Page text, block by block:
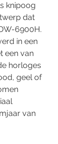
knipoog
dat
6900H.
in een
een van
horloges
geel of
van